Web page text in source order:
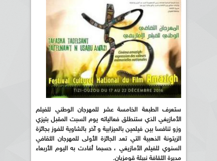
ستعرف الطبعة الخامسة عشر للمهرجان الوطني للفيلم
الأمازيغي الذي ستنطلق فعالياته يوم السبت المقبل بتيزي
وزو تنافسا بين فيلمين بالميزابية و آخر بالشاوية للفوز بجائزة
الزيتونة الذهبية التي تعد الجائزة الأولى للمهرجان الثقافي
السنوي للفيلم الأمازيغي ، حسبما أفادت به اليوم الأربعاء
مديرة الثقافة نبيلة قومزيان.